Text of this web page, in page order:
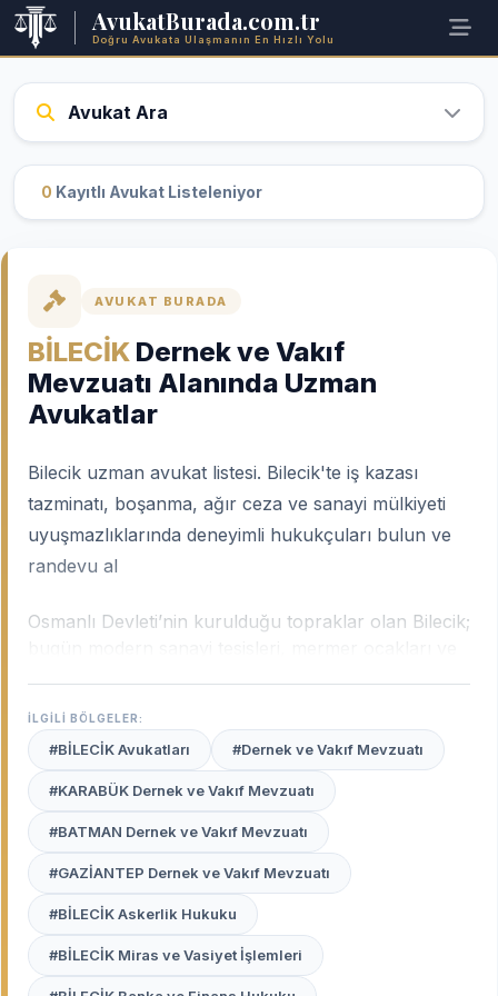
AvukatBurada.com.tr
Doğru Avukata Ulaşmanın En Hızlı Yolu
Avukat Ara
0 Kayıtlı Avukat Listeleniyor
AVUKAT BURADA
BİLECİK Dernek ve Vakıf
Mevzuatı Alanında Uzman
Avukatlar
Bilecik uzman avukat listesi. Bilecik'te iş kazası
tazminatı, boşanma, ağır ceza ve sanayi mülkiyeti
uyuşmazlıklarında deneyimli hukukçuları bulun ve
randevu al
Osmanlı Devleti’nin kurulduğu topraklar olan Bilecik;
yapısı; ağır sanayideki iş hukuku uyuşmazlıklarından
maden hukuku davalarına, gayrimenkul
ihtilaflarından aile hukukuna kadar geniş bir
uzmanlık yelpazesi gerektirir.
Bilecik uzman
avukatları, şehrin bu karakteristik yapısını ve
Bilecik Adliyesi ile mülhakat ilçelerindeki işleyişi en iyi
bilen profesyonellerdir.
Avukat Burada
platformu, Bilecik merkez ve başta
Bozüyük olmak üzere tüm ilçelerinde haklarınızı en
etkili şekilde savunacak, deneyimli ve güvenilir
İLGİLİ BÖLGELER:
#BİLECİK Avukatları #Dernek ve Vakıf Mevzuatı
#KARABÜK Dernek ve Vakıf Mevzuatı
#BATMAN Dernek ve Vakıf Mevzuatı
#GAZİANTEP Dernek ve Vakıf Mevzuatı
#BİLECİK Askerlik Hukuku
#BİLECİK Miras ve Vasiyet İşlemleri